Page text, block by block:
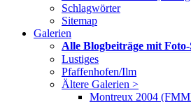
Schlagwörter
Sitemap
Galerien
Alle Blogbeiträge mit Foto-
Lustiges
Pfaffenhofen/Ilm
Ältere Galerien >
Montreux 2004